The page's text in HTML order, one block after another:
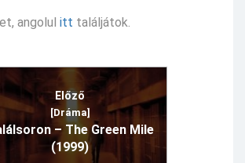
angolul itt találjátok.
Előző
[Dráma]
– The Green Mile
(1999)